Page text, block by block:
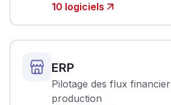
10 logiciels
ERP
Pilotage des flux
production